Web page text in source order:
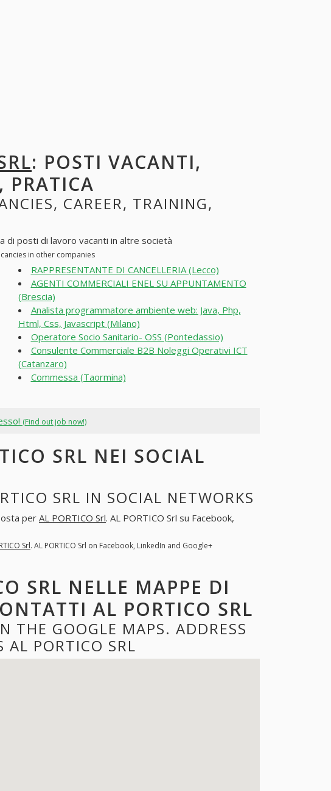
: POSTI VACANTI,
PRATICA
CAREER, TRAINING,
di posti di lavoro vacanti in altre società
in other companies
RAPPRESENTANTE DI CANCELLERIA (Lecco)
AGENTI COMMERCIALI ENEL SU APPUNTAMENTO
(Brescia)
Analista programmatore ambiente web: Java, Php,
Html, Css, Javascript (Milano)
Operatore Socio Sanitario- OSS (Pontedassio)
Consulente Commerciale B2B Noleggi Operativi ICT
(Catanzaro)
Commessa (Taormina)
(Find out job now!)
SRL NEI SOCIAL
SRL IN SOCIAL NETWORKS
per AL PORTICO Srl. AL PORTICO Srl su Facebook,
Srl. AL PORTICO Srl on Facebook, LinkedIn and Google+
SRL NELLE MAPPE DI
AL PORTICO SRL
THE GOOGLE MAPS. ADDRESS
AL PORTICO SRL